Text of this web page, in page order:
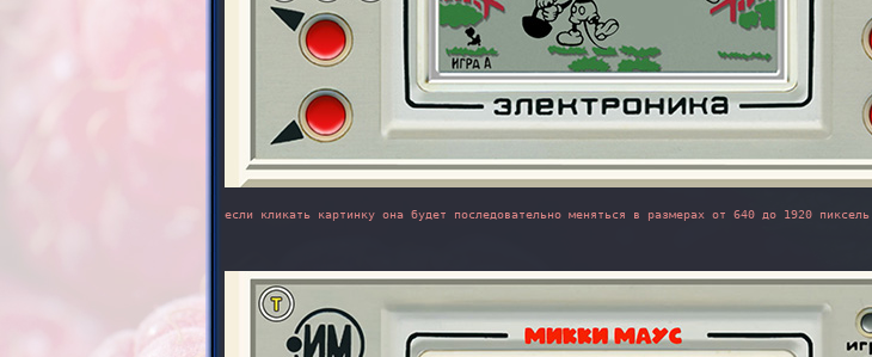
если кликать картинку она будет последовательно меняться в размерах от 640 до 1920 пиксель.